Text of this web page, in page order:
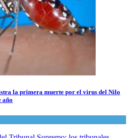
la primera muerte por el virus del Nilo
año